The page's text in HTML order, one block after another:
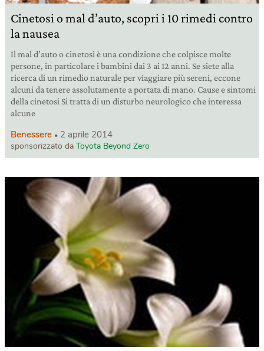
Cinetosi o mal d’auto, scopri i 10 rimedi contro
la nausea
Il mal d’auto o cinetosi è una condizione che colpisce molte
persone, in particolare i bambini dai 3 ai 12 anni. Se siete alla
ricerca di un rimedio naturale per viaggiare più sereni, eccone
alcuni da tenere assolutamente a portata di mano. Cause e sintomi
della cinetosi Si tratta di un disturbo neurologico che interessa
alcune
Benessere 2 aprile 2014
sponsorizzato da Toyota Beyond Zero